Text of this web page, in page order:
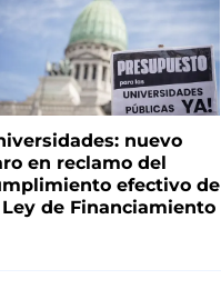
nuevo
en reclamo del
efectivo de
de Financiamiento